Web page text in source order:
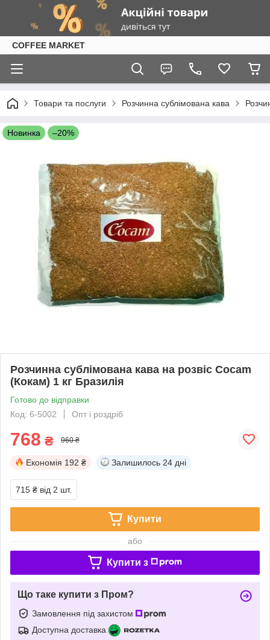
COFFEE MARKET
Товари та послуги Розчинна сублімована кава
Новинка –20%
Розчинна сублімована кава на розвіс Cocam
(Кокам) 1 кг Бразилія
Готово до відправки
Код: 6-5002
Опт і роздріб
768 ₴ 960 ₴
Економія 192 ₴ Залишилось 24 дні
715 ₴ від 2 шт.
Купити
або
Купити з
Що таке купити з Пром?
Замовлення під захистом
Доступна доставка